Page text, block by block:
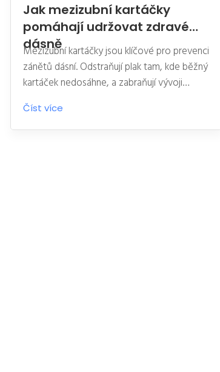
Jak mezizubní kartáčky
pomáhají udržovat zdravé
dásně
Mezizubní kartáčky jsou klíčové pro prevenci
zánětů dásní. Odstraňují plak tam, kde běžný
kartáček nedosáhne, a zabraňují vývoji
parodontitidy. Stačí je používat jednou
denně.
Číst více